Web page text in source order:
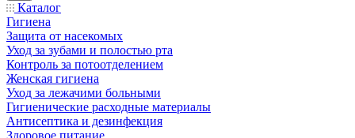
Каталог
Гигиена
Защита от насекомых
Уход за зубами и полостью рта
Контроль за потоотделением
Женская гигиена
Уход за лежачими больными
Гигиенические расходные материалы
Антисептика и дезинфекция
Здоровое питание